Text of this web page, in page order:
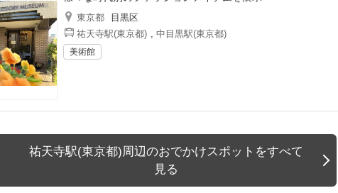
東京都
目黒区
祐天寺駅(東京都) , 中目黒駅(東京都)
美術館
祐天寺駅(東京都)周辺のおでかけスポットをすべて
見る